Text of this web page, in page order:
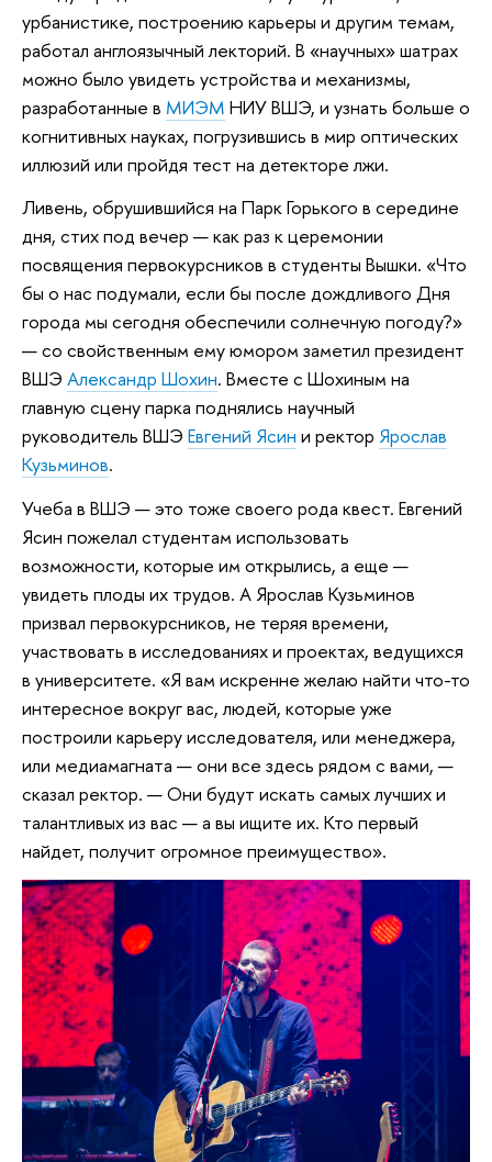
урбанистике, построению карьеры и другим темам,
работал англоязычный лекторий. В «научных» шатрах
можно было увидеть устройства и механизмы,
разработанные в МИЭМ НИУ ВШЭ, и узнать больше о
когнитивных науках, погрузившись в мир оптических
иллюзий или пройдя тест на детекторе лжи.
Ливень, обрушившийся на Парк Горького в середине
дня, стих под вечер — как раз к церемонии
посвящения первокурсников в студенты Вышки. «Что
бы о нас подумали, если бы после дождливого Дня
города мы сегодня обеспечили солнечную погоду?»
— со свойственным ему юмором заметил президент
ВШЭ Александр Шохин. Вместе с Шохиным на
главную сцену парка поднялись научный
руководитель ВШЭ Евгений Ясин и ректор Ярослав
Кузьминов.
Учеба в ВШЭ — это тоже своего рода квест. Евгений
Ясин пожелал студентам использовать
возможности, которые им открылись, а еще —
увидеть плоды их трудов. А Ярослав Кузьминов
призвал первокурсников, не теряя времени,
участвовать в исследованиях и проектах, ведущихся
в университете. «Я вам искренне желаю найти что-то
интересное вокруг вас, людей, которые уже
построили карьеру исследователя, или менеджера,
или медиамагната — они все здесь рядом с вами, —
сказал ректор. — Они будут искать самых лучших и
талантливых из вас — а вы ищите их. Кто первый
найдет, получит огромное преимущество».